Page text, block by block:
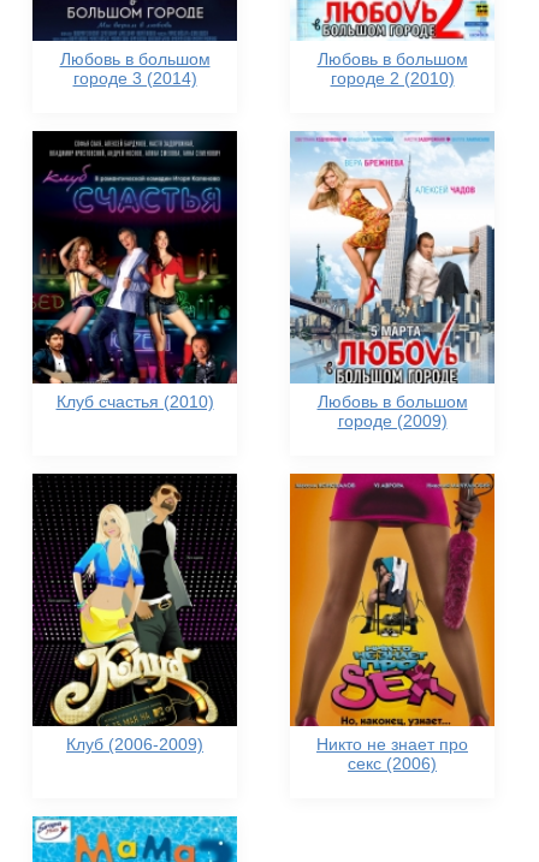
Любовь в большом
городе 3 (2014)
Любовь в большом
городе 2 (2010)
Клуб счастья (2010)
Любовь в большом
городе (2009)
Клуб (2006-2009)
Никто не знает про
секс (2006)